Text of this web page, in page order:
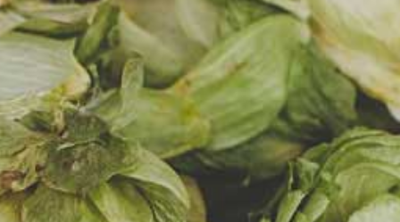
ZAKOŃCZYLIŚMY DOSTAWĘ
URZĄDZEŃ
W kwietniu 2023 zakończyliśmy
dostawę urządzeń zakupionych